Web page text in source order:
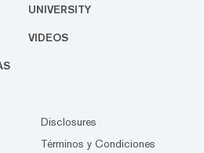
UNIVERSITY
VIDEOS
Disclosures
Términos y Condiciones